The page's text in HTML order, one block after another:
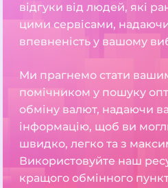
відгуки від людей, які
цими сервісами,
впевненість у вашому
Ми прагнемо стати
помічником у пошуку
обміну валют, надаючи
інформацію, щоб ви
швидко, легко та з
Використовуйте наш
кращого обмінного